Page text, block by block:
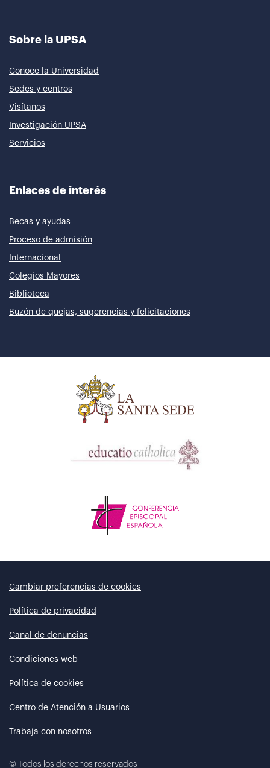
Sobre la UPSA
Conoce la Universidad
Sedes y centros
Visítanos
Investigación UPSA
Servicios
Enlaces de interés
Becas y ayudas
Proceso de admisión
Internacional
Colegios Mayores
Biblioteca
Buzón de quejas, sugerencias y felicitaciones
Cambiar preferencias de cookies
Política de privacidad
Canal de denuncias
Condiciones web
Política de cookies
Centro de Atención a Usuarios
Trabaja con nosotros
© Todos los derechos reservados